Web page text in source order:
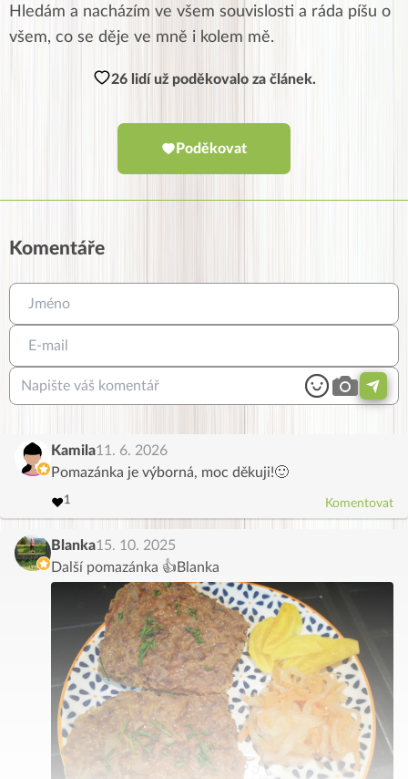
Hledám a nacházím ve všem souvislosti a ráda píšu o
všem, co se děje ve mně i kolem mě.
26 lidí už poděkovalo za článek.
Poděkovat
Komentáře
Kamila11. 6. 2026
Pomazánka je výborná, moc děkuji!🙂
❤️1
6
8
9
Komentovat
Blanka15. 10. 2025
Další pomazánka 👍Blanka